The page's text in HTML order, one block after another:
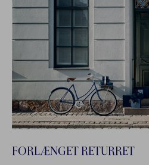
FORLÆNGET RETURRET